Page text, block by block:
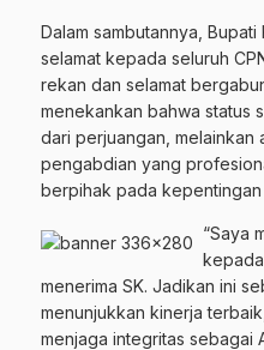
Dalam sambutannya,
selamat kepada seluruh
rekan dan selamat
menekankan bahwa status
dari perjuangan, melainkan
pengabdian yang
berpihak pada kepentingan
“Saya
menerima SK. Jadikan ini
menunjukkan kinerja
menjaga integritas sebagai